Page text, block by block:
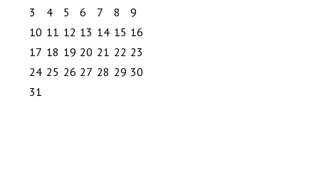
3
4 5 6 7 8
9
10 11 12 13 14 15 16
17 18 19 20 21 22 23
24 25 26 27 28 29 30
31